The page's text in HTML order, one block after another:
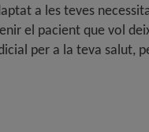
a les teves
el pacient que vol
per a la teva salut,